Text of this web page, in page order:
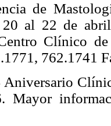
de
20 al 22 de
Clínico
762.1741
Aniversario
Mayor